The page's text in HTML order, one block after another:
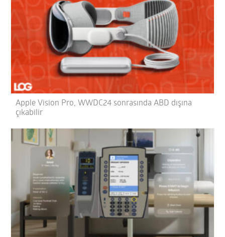
Apple Vision Pro, WWDC24 sonrasında ABD dışına
çıkabilir